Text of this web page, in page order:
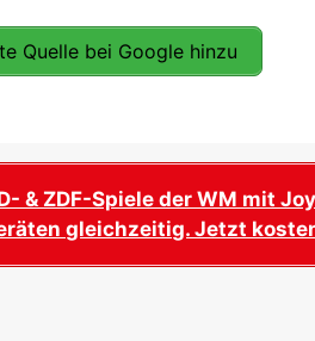
Quelle bei Google hinzu
& ZDF-Spiele der WM mit
gleichzeitig. Jetzt